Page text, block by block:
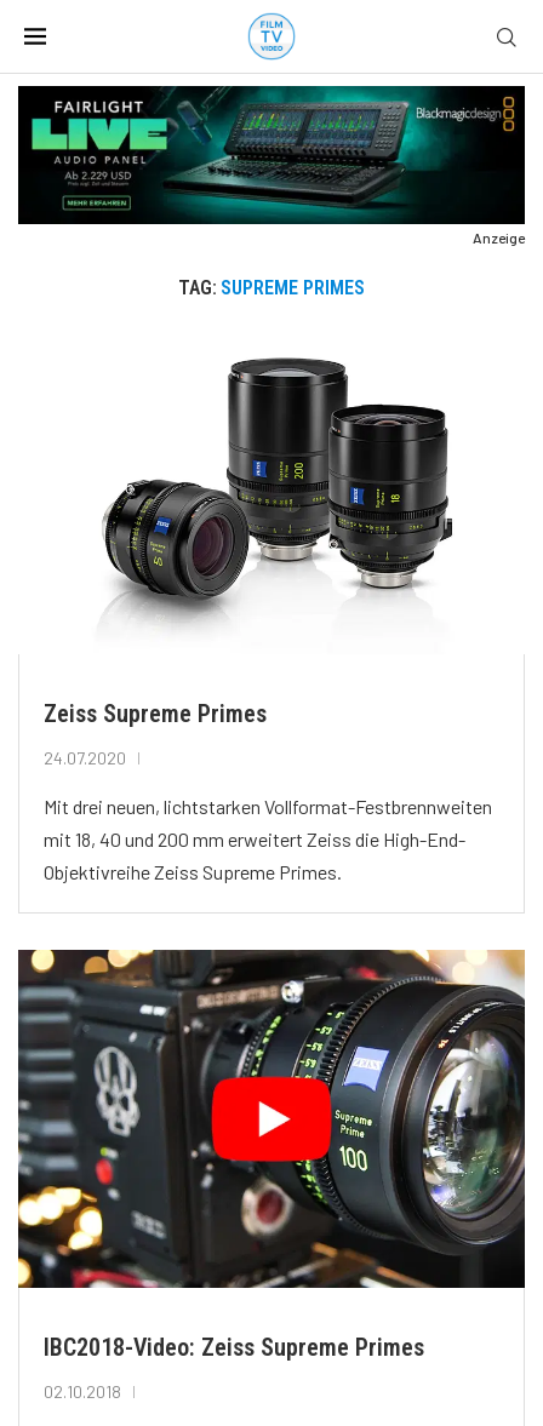
Anzeige
TAG: SUPREME PRIMES
Zeiss Supreme Primes
24.07.2020
Mit drei neuen, lichtstarken Vollformat-Festbrennweiten
mit 18, 40 und 200 mm erweitert Zeiss die High-End-
Objektivreihe Zeiss Supreme Primes.
IBC2018-Video: Zeiss Supreme Primes
02.10.2018